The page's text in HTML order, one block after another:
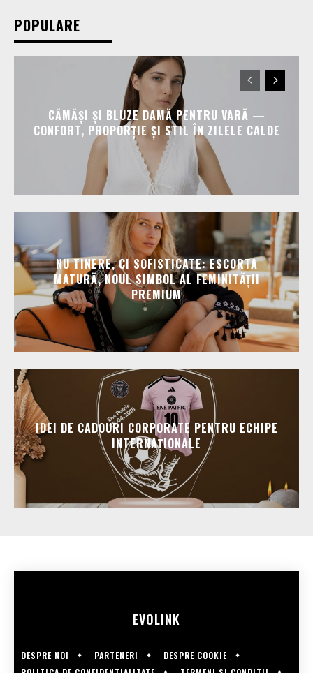
POPULARE
CĂMĂȘI ȘI BLUZE DAMĂ PENTRU VARĂ —
CONFORT, PROPORȚIE ȘI STIL ÎN ZILELE CALDE
NU TINERE, CI SOFISTICATE: ESCORTA
MATURĂ, NOUL SIMBOL AL FEMINITĂȚII
PREMIUM
IDEI DE CADOURI CORPORATE PENTRU ECHIPE
INTERNAȚIONALE
EVOLINK
DESPRE NOI PARTENERI
DESPRE COOKIE